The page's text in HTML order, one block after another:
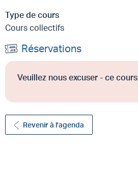
Type de cours
Cours collectifs
Réservations
Veuillez nous excuser - ce
Revenir à l'agenda